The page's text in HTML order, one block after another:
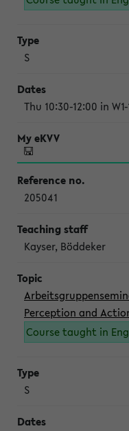
S
Thu 10:30-12:00 in
205041
Kayser, Böddeker
Perception and
Course taught in
S